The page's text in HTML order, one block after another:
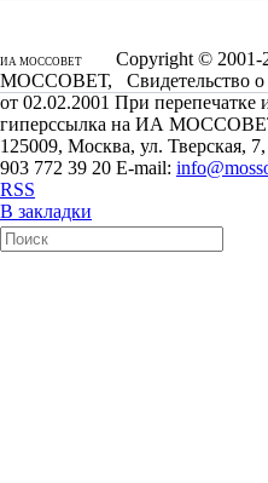
ИА МОССОВЕТ
Copyright © 2001-
МОССОВЕТ, Свидетельство о
от 02.02.2001 При перепечатке
гиперссылка на ИА МОССОВЕТ
125009, Москва, ул. Тверская,
903 772 39 20 E-mail:
RSS
В закладки